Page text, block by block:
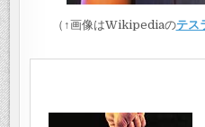
（↑画像はWikipediaのテス